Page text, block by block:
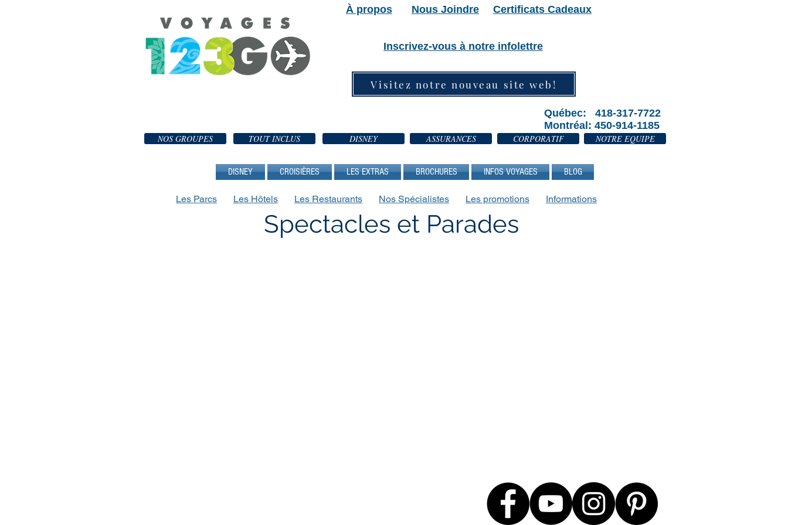
À propos Nous Joindre Certificats Cadeaux
Inscrivez-vous à notre infolettre
Visitez notre nouveau site web!
Québec: 418-317-7722
Montréal: 450-914-1185
NOS GROUPES TOUT INCLUS DISNEY ASSURANCES CORPORATIF NOTRE EQUIPE
DISNEY CROISIÈRES LES EXTRAS BROCHURES INFOS VOYAGES BLOG
Les Parcs Les Hôtels Les Restaurants Nos Spécialistes Les promotions Informations
Spectacles et Parades